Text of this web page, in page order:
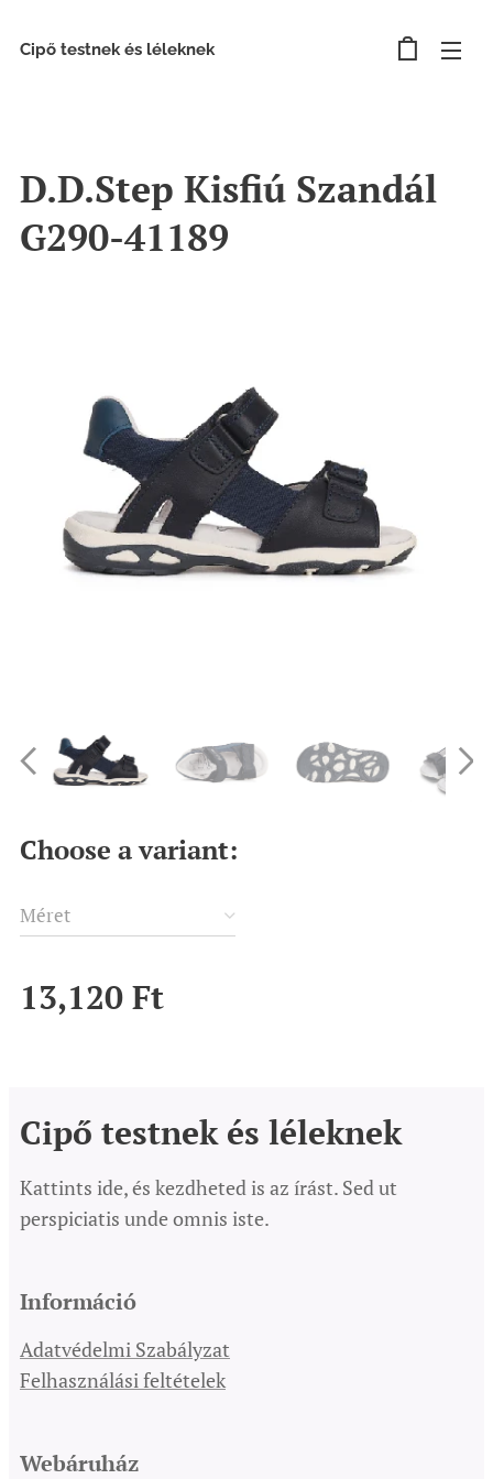
Cipő testnek és léleknek
D.D.Step Kisfiú Szandál
G290-41189
Choose a variant:
Méret
13,120 Ft
Cipő testnek és léleknek
Kattints ide, és kezdheted is az írást. Sed ut
perspiciatis unde omnis iste.
Információ
Adatvédelmi Szabályzat
Felhasználási feltételek
Webáruház